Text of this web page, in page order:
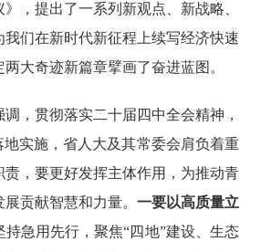
，提出了一系列新观点、新战略、
我们在新时代新征程上续写经济快速
大奇迹新篇章擘画了奋进蓝图。
，贯彻落实二十届四中全会精神，
地实施，省人大及其常委会肩负着重
责，要更好发挥主体作用，为推动青
展贡献智慧和力量。一要以高质量立
持急用先行，聚焦“四地”建设、生态